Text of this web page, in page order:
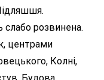
слабо розвинена.
центрами
Колні,